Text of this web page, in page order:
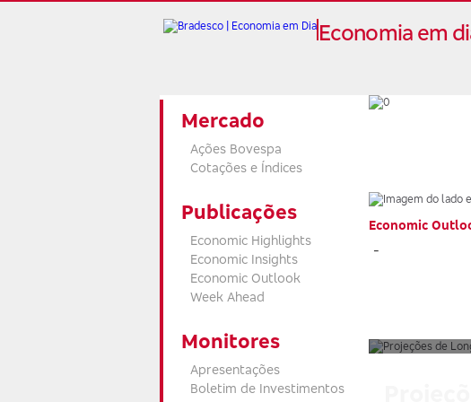
Economia em
Mercado
Ações Bovespa
Cotações e Índices
Publicações
Economic Highlights
Economic Insights
Economic Outlook
Week Ahead
Monitores
Apresentações
Boletim de Investimentos
Economic
-